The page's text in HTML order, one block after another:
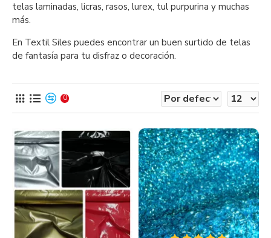
telas laminadas, licras, rasos, lurex, tul purpurina y muchas
más.
En Textil Siles puedes encontrar un buen surtido de telas
de fantasía para tu disfraz o decoración.
0